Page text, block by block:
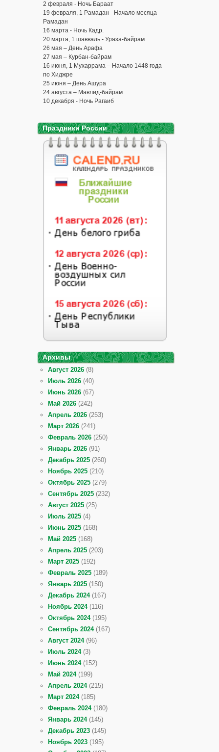
2 февраля - Ночь Бараат
19 февраля, 1 Рамадан - Начало месяца
Рамадан
16 марта - Ночь Кадр.
20 марта, 1 шавваль - Ураза-байрам
26 мая – День Арафа
27 мая – Курбан-байрам
16 июня, 1 Мухаррама – Начало 1448 года
по Хиджре
25 июня – День Ашура
24 августа – Мавлид-байрам
10 декабря - Ночь Рагаиб
Праздники России
Архивы
Август 2026 (8)
Июль 2026 (40)
Июнь 2026 (67)
Май 2026 (242)
Апрель 2026 (253)
Март 2026 (241)
Февраль 2026 (250)
Январь 2026 (91)
Декабрь 2025 (260)
Ноябрь 2025 (210)
Октябрь 2025 (279)
Сентябрь 2025 (232)
Август 2025 (25)
Июль 2025 (4)
Июнь 2025 (168)
Май 2025 (168)
Апрель 2025 (203)
Март 2025 (192)
Февраль 2025 (189)
Январь 2025 (150)
Декабрь 2024(167)
Ноябрь 2024(116)
Октябрь 2024(195)
Сентябрь 2024(167)
Август 2024(96)
Июль 2024(3)
Июнь 2024(152)
Май 2024(199)
Апрель 2024(215)
Март 2024(185)
Февраль 2024(180)
Январь 2024(145)
Декабрь 2023 (145)
Ноябрь 2023 (195)